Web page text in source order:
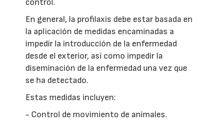
control.
En general, la profilaxis debe estar basada en
la aplicación de medidas encaminadas a
impedir la introducción de la enfermedad
desde el exterior, así como impedir la
diseminación de la enfermedad una vez que
se ha detectado.
Estas medidas incluyen:
- Control de movimiento de animales.